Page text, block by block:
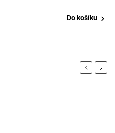
Do košíku
PreviousNext